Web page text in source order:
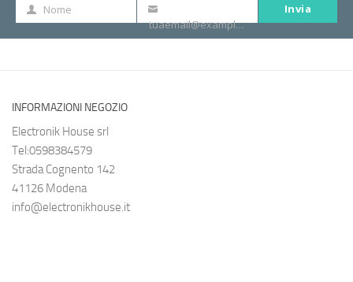
Nome
Nome
tua
tuaemail@example.com
Invia
INFORMAZIONI NEGOZIO
Electronik House srl
Tel:0598384579
Strada Cognento 142
41126 Modena
info@electronikhouse.it